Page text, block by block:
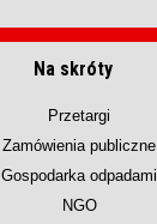
Na skróty
Przetargi
Zamówienia publiczne
Gospodarka odpadami
NGO